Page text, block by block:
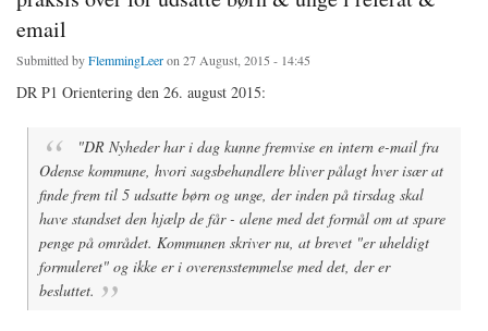
email
Submitted byFlemmingLeeron 27 August, 2015 - 14:45
DR P1 Orientering den 26. august 2015:
"DR Nyheder har i dag kunne fremvise en intern e-mail fra
Odense kommune, hvori sagsbehandlere bliver pålagt hver især at
finde frem til 5 udsatte børn og unge, der inden på tirsdag skal
have standset den hjælp de får - alene med det formål om at spare
penge på området. Kommunen skriver nu, at brevet "er uheldigt
formuleret" og ikke er i overensstemmelse med det, der er
besluttet.